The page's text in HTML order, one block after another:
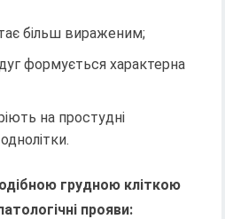
більш вираженим;
формується характерна
на простудні
грудною кліткою
прояви: